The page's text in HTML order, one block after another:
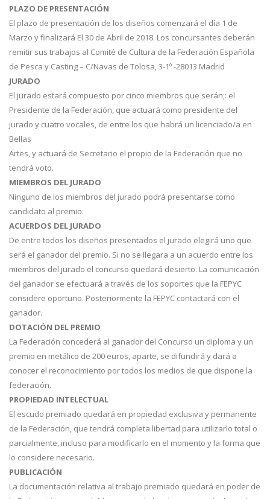
PLAZO DE PRESENTACIÓN
El plazo de presentación de los diseños comenzará el día 1 de
Marzo y finalizará El 30 de Abril de 2018. Los concursantes deberán
remitir sus trabajos al Comité de Cultura de la Federación Española
de Pesca y Casting – C/Navas de Tolosa, 3-1º -28013 Madrid
JURADO
El jurado estará compuesto por cinco miembros que serán;: el
Presidente de la Federación, que actuará como presidente del
jurado y cuatro vocales, de entre los que habrá un licenciado/a en
Bellas
Artes, y actuará de Secretario el propio de la Federación que no
tendrá voto.
MIEMBROS DEL JURADO
Ninguno de los miembros del jurado podrá presentarse como
candidato al premio.
ACUERDOS DEL JURADO
De entre todos los diseños presentados el jurado elegirá uno que
será el ganador del premio. Si no se llegara a un acuerdo entre los
miembros del jurado el concurso quedará desierto. La comunicación
del ganador se efectuará a través de los soportes que la FEPYC
considere oportuno. Posteriormente la FEPYC contactará con el
ganador.
DOTACIÓN DEL PREMIO
La Federación concederá al ganador del Concurso un diploma y un
premio en metálico de 200 euros, aparte, se difundirá y dará a
conocer el reconocimiento por todos los medios de que dispone la
federación.
PROPIEDAD INTELECTUAL
El escudo premiado quedará en propiedad exclusiva y permanente
de la Federación, que tendrá completa libertad para utilizarlo total o
parcialmente, incluso para modificarlo en el momento y la forma que
lo considere necesario.
PUBLICACIÓN
La documentación relativa al trabajo premiado quedará en poder de